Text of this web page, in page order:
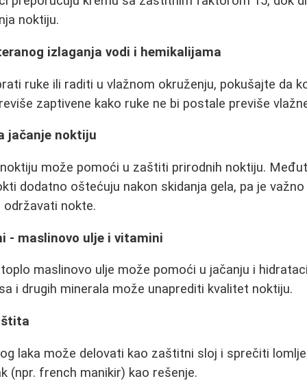
noktiju.
izlaganja vodi i hemikalijama
ruke ili raditi u vlažnom okruženju, pokušajte da
zaptivene kako ruke ne bi postale previše
jačanje noktiju
može pomoći u zaštiti prirodnih noktiju.
dodatno oštećuju nakon skidanja gela, pa je
nokte.
- maslinovo ulje i vitamini
maslinovo ulje može pomoći u jačanju i
i drugih minerala može unaprediti kvalitet noktiju.
laka može delovati kao zaštitni sloj i sprečiti
(npr. french manikir) kao rešenje.